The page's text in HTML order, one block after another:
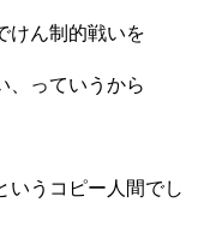
けん制的戦いを
、っていうから
いうコピー人間でし